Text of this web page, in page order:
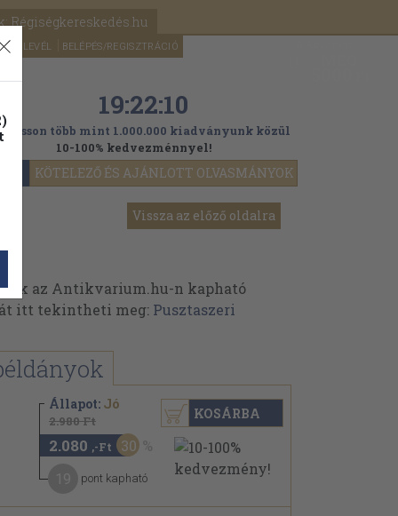
Régiségkereskedés.hu
HÍRLEVÉL BELÉPÉS/REGISZTRÁCIÓ
KÖTELEZŐ ÉS AJÁNLOTT OLVASMÁNYOK
19:22:08
több mint 1.000.000 kiadványunk közül
10-100% kedvezménnyel!
Vissza az előző oldalra
az Antikvarium.hu-n kapható
itt tekintheti meg: Pusztaszeri
Állapot: Jó
2.980 Ft
2.080 ,-Ft 30
pont kapható
KOSÁRBA